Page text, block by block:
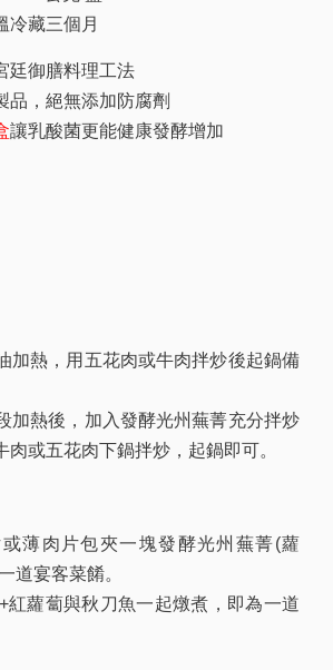
藏三個月
廷御膳料理工法
，絕無添加防腐劑
讓乳酸菌更能健康發酵增加
加熱，用五花肉或牛肉拌炒後起鍋備
加熱後，加入發酵光州蕪菁充分拌炒
肉或五花肉下鍋拌炒，起鍋即可。
薄肉片包夾一塊發酵光州蕪菁(蘿
道宴客菜餚。
紅蘿蔔與秋刀魚一起燉煮，即為一道